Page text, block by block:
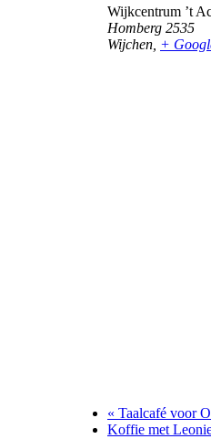
Wijkcentrum ’t
Homberg 2535
Wijchen, +
« Taalcafé voor
Koffie met